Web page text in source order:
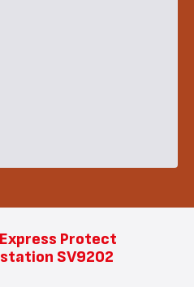
Protect
SV9202